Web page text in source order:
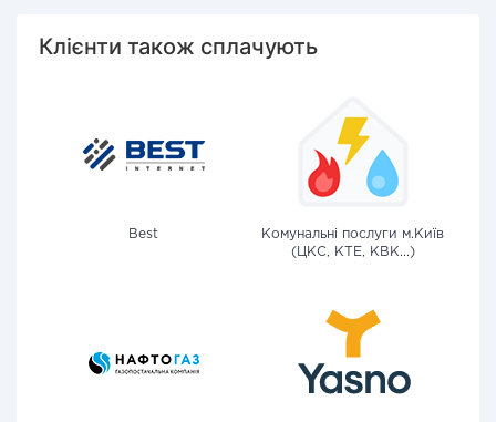
Клієнти також сплачують
Best
Комунальні послуги м.Київ
(ЦКС, КТЕ, КВК...)